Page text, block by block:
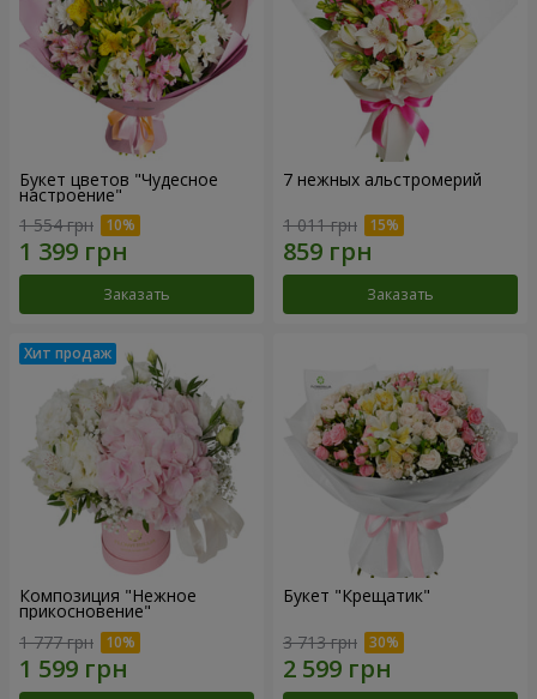
Букет цветов "Чудесное
настроение"
1 554 грн
Заказать
7 нежных альстромерий
1 011 грн
Заказать
Композиция "Нежное
прикосновение"
1 777 грн
Букет "Крещатик"
3 713 грн